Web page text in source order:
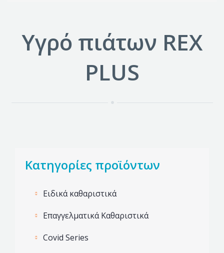
Υγρό πιάτων REX
PLUS
Κατηγορίες προϊόντων
Ειδικά καθαριστικά
Επαγγελματικά Καθαριστικά
Covid Series